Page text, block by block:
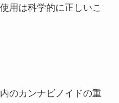
用は科学的に正しいこ
のカンナビノイドの重